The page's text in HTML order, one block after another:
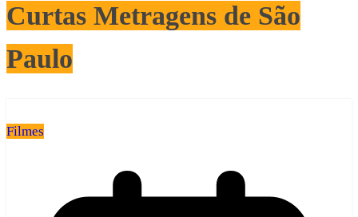
Curtas Metragens de São
Paulo
Filmes